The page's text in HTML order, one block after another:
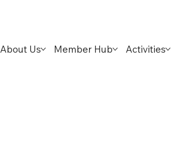
About Us Member Hub Activities